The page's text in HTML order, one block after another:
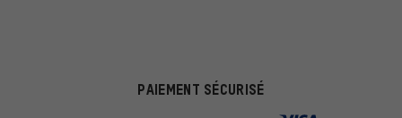
PAIEMENT SÉCURISÉ